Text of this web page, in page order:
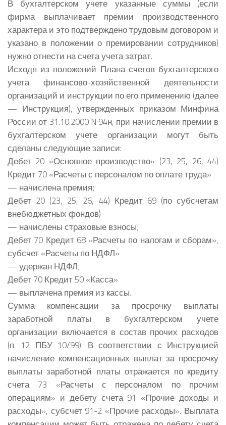
В бухгалтерском учете указанные суммы (если
фирма выплачивает премии производственного
характера и это подтверждено трудовым договором и
указано в положении о премировании сотрудников)
нужно отнести на счета учета затрат.
Исходя из положений Плана счетов бухгалтерского
учета финансово-хозяйственной деятельности
организаций и инструкции по его применению (далее
— Инструкция), утвержденных приказом Минфина
России от 31.10.2000 N 94н, при начислении премии в
бухгалтерском учете организации могут быть
сделаны следующие записи:
Дебет 20 «Основное производство» (23, 25, 26, 44)
Кредит 70 «Расчеты с персоналом по оплате труда»
— начислена премия;
Дебет 20 (23, 25, 26, 44) Кредит 69 (по субсчетам
внебюджетных фондов)
— начислены страховые взносы;
Дебет 70 Кредит 68 «Расчеты по налогам и сборам»,
субсчет «Расчеты по НДФЛ»
— удержан НДФЛ;
Дебет 70 Кредит 50 «Касса»
— выплачена премия из кассы.
Сумма компенсации за просрочку выплаты
заработной платы в бухгалтерском учете
организации включается в состав прочих расходов
(п. 12 ПБУ 10/99). В соответствии с Инструкцией
начисление компенсационных выплат за просрочку
выплаты заработной платы отражается по кредиту
счета 73 «Расчеты с персоналом по прочим
операциям» и дебету счета 91 «Прочие доходы и
расходы», субсчет 91-2 «Прочие расходы». Выплата